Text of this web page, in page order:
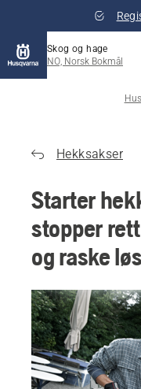
Skog og hage
NO, Norsk Bokmål
Hekksakser
Starter
stopper
og raske